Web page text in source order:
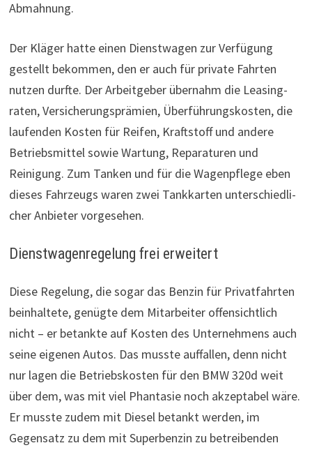
Abmah­nung.
Der Kläger hatte einen Dienst­wagen zur Ver­fü­gung
gestellt bekommen, den er auch für private Fahrten
nutzen durfte. Der Arbeitgeber übernahm die Lea­sing­
raten, Ver­si­che­rungs­prämien, Über­füh­rungs­kosten, die
lau­fenden Kosten für Reifen, Kraftstoff und andere
Betriebsmittel sowie Wartung, Re­pa­ra­turen und
Reinigung. Zum Tanken und für die Wagenpflege eben
dieses Fahrzeugs waren zwei Tank­karten unter­schied­li­
cher Anbieter vorgesehen.
Dienstwagenregelung frei erweitert
Diese Regelung, die sogar das Benzin für Privatfahrten
beinhaltete, genügte dem Mitarbeiter offensichtlich
nicht – er betankte auf Kosten des Unternehmens auch
seine eigenen Autos. Das musste auffallen, denn nicht
nur lagen die Betriebskosten für den BMW 320d weit
über dem, was mit viel Phantasie noch akzeptabel wäre.
Er musste zudem mit Diesel betankt werden, im
Gegensatz zu dem mit Superbenzin zu betreibenden